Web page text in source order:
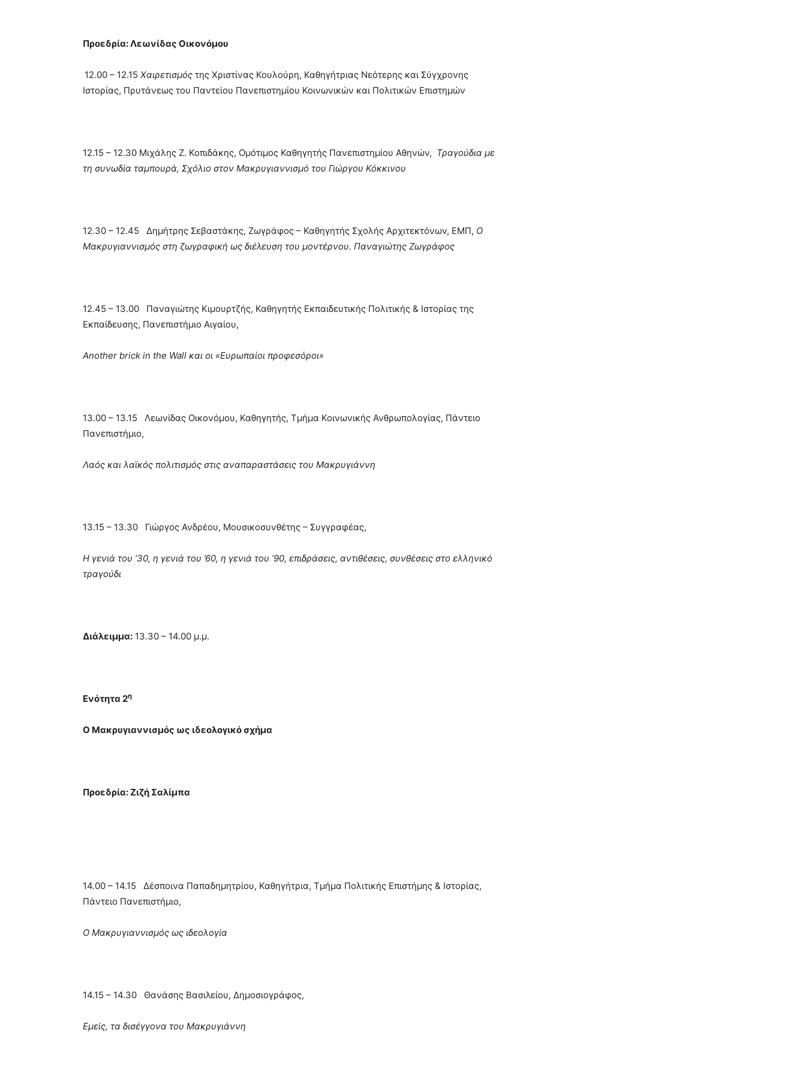
Προεδρία: Λεωνίδας Οικονόμου
12.00 – 12.15 Χαιρετισμός της Χριστίνας Κουλούρη, Καθηγήτριας Νεότερης και Σύγχρονης
Ιστορίας, Πρυτάνεως του Παντείου Πανεπιστημίου Κοινωνικών και Πολιτικών Επιστημών
12.15 – 12.30 Μιχάλης Ζ. Κοπιδάκης, Ομότιμος Καθηγητής Πανεπιστημίου Αθηνών, Τραγούδια με
τη συνωδία ταμπουρά, Σχόλιο στον Μακρυγιαννισμό του Γιώργου Κόκκινου
12.30 – 12.45 Δημήτρης Σεβαστάκης, Ζωγράφος – Καθηγητής Σχολής Αρχιτεκτόνων, ΕΜΠ, Ο
Μακρυγιαννισμός στη ζωγραφική ως διέλευση του μοντέρνου. Παναγιώτης Ζωγράφος
12.45 – 13.00 Παναγιώτης Κιμουρτζής, Καθηγητής Εκπαιδευτικής Πολιτικής & Ιστορίας της
Εκπαίδευσης, Πανεπιστήμιο Αιγαίου,
Another brick in the Wall και οι «Eυρωπαίοι προφεσόροι»
13.00 – 13.15 Λεωνίδας Οικονόμου, Καθηγητής, Τμήμα Κοινωνικής Ανθρωπολογίας, Πάντειο
Πανεπιστήμιο,
Λαός και λαϊκός πολιτισμός στις αναπαραστάσεις του Μακρυγιάννη
13.15 – 13.30 Γιώργος Ανδρέου, Μουσικοσυνθέτης – Συγγραφέας,
Η γενιά του ’30, η γενιά του ’60, η γενιά του ’90, επιδράσεις, αντιθέσεις, συνθέσεις στο ελληνικό
τραγούδι
Διάλειμμα: 13.30 – 14.00 μ.μ.
Ενότητα 2η
Ο Μακρυγιαννισμός ως ιδεολογικό σχήμα
Προεδρία: Ζιζή Σαλίμπα
14.00 – 14.15 Δέσποινα Παπαδημητρίου, Καθηγήτρια, Τμήμα Πολιτικής Επιστήμης & Ιστορίας,
Πάντειο Πανεπιστήμιο,
Ο Μακρυγιαννισμός ως ιδεολογία
14.15 – 14.30 Θανάσης Βασιλείου, Δημοσιογράφος,
Εμείς, τα δισέγγονα του Μακρυγιάννη